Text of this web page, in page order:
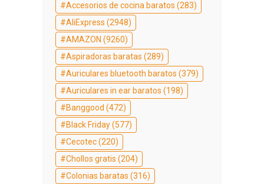
Accesorios de cocina baratos (283)
AliExpress (2948)
AMAZON (9260)
Aspiradoras baratas (289)
Auriculares bluetooth baratos (379)
Auriculares in ear baratos (198)
Banggood (472)
Black Friday(577)
Cecotec(220)
Chollos gratis (204)
Colonias baratas (316)